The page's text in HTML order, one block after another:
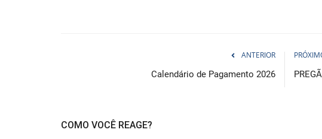
ANTERIOR
Calendário de Pagamento 2026
COMO VOCÊ REAGE?